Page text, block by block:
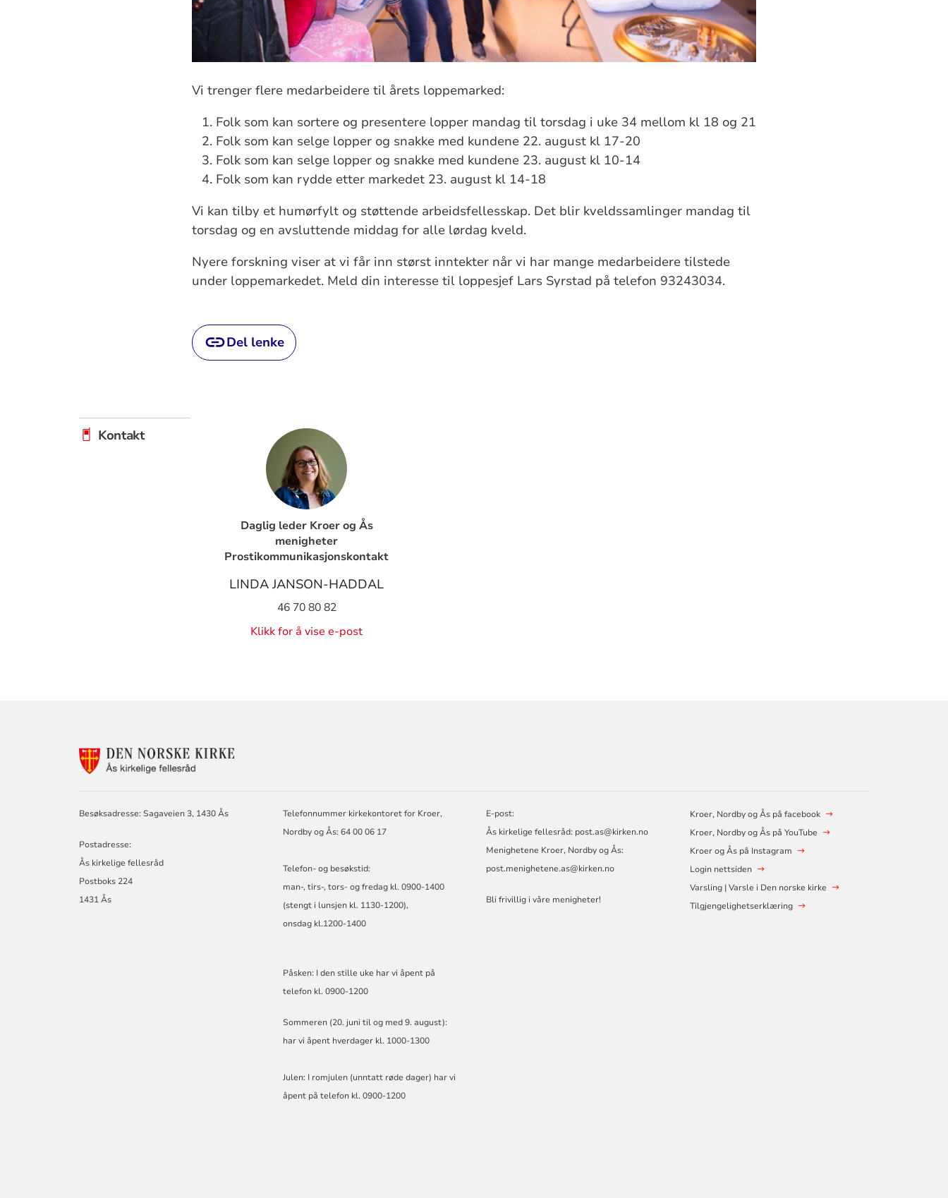
Vi trenger flere medarbeidere til årets loppemarked:
Folk som kan sortere og presentere lopper mandag til torsdag i uke 34 mellom kl 18 og 21
Folk som kan selge lopper og snakke med kundene 22. august kl 17-20
Folk som kan selge lopper og snakke med kundene 23. august kl 10-14
Folk som kan rydde etter markedet 23. august kl 14-18
Vi kan tilby et humørfylt og støttende arbeidsfellesskap. Det blir kveldssamlinger mandag til
torsdag og en avsluttende middag for alle lørdag kveld.
Nyere forskning viser at vi får inn størst inntekter når vi har mange medarbeidere tilstede
under loppemarkedet. Meld din interesse til loppesjef Lars Syrstad på telefon 93243034.
Del lenke
Kontakt
Daglig leder Kroer og Ås
menigheter
Prostikommunikasjonskontakt
LINDA JANSON-HADDAL
46 70 80 82
Klikk for å vise e-post
KONTAKTINFORMASJON
FELLESRÅD,
MENIGHETER
Besøksadresse: Sagaveien 3, 1430 Ås
Postadresse:
Ås kirkelige fellesråd
Postboks 224
1431 Ås
Telefonnummer kirkekontoret for Kroer,
Nordby og Ås: 64 00 06 17
Telefon- og besøkstid:
man-, tirs-, tors- og fredag kl. 0900-1400
(stengt i lunsjen kl. 1130-1200),
onsdag kl.1200-1400
Påsken: I den stille uke har vi åpent på
telefon kl. 0900-1200
Sommeren (20. juni til og med 9. august):
har vi åpent hverdager kl. 1000-1300
Julen: I romjulen (unntatt røde dager) har vi
åpent på telefon kl. 0900-1200
E-post:
Ås kirkelige fellesråd: post.as@kirken.no
Menighetene Kroer, Nordby og Ås:
post.menighetene.as@kirken.no
Bli frivillig i våre menigheter!
Kroer, Nordby og Ås på facebook
Kroer, Nordby og Ås på YouTube
Kroer og Ås på Instagram
Login nettsiden
Varsling | Varsle i Den norske kirke
Tilgjengelighetserklæring